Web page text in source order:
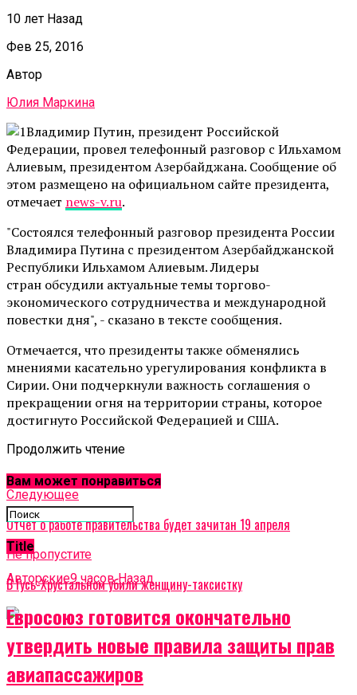
10 лет Назад
Фев 25, 2016
Автор
Юлия Маркина
Владимир Путин, президент Российской
Федерации, провел телефонный разговор с Ильхамом
Алиевым, президентом Азербайджана. Сообщение об
этом размещено на официальном сайте президента,
отмечает news-v.ru.
"Состоялся телефонный разговор президента России
Владимира Путина с президентом Азербайджанской
Республики Ильхамом Алиевым. Лидеры
стран обсудили актуальные темы торгово-
экономического сотрудничества и международной
повестки дня", - сказано в тексте сообщения.
Отмечается, что президенты также обменялись
мнениями касательно урегулирования конфликта в
Сирии. Они подчеркнули важность соглашения о
прекращении огня на территории страны, которое
достигнуто Российской Федерацией и США.
Related Topics:
Cледующее
Отчет о работе правительства будет зачитан 19 апреля
Не пропустите
В Гусь-Хрустальном убили женщину-таксистку
Продолжить чтение
Вам может понравиться
Title
Авторские9 часов Назад
Евросоюз готовится окончательно
утвердить новые правила защиты прав
авиапассажиров